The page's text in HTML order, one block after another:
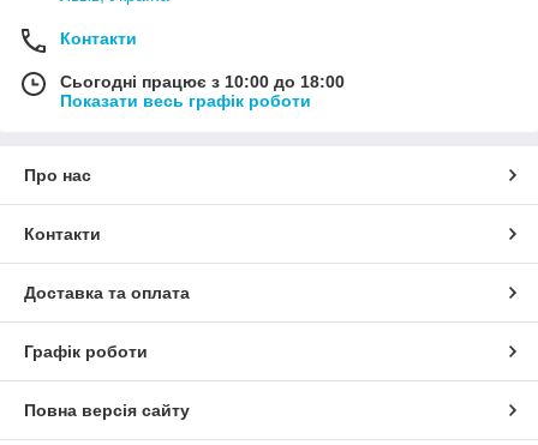
Контакти
Сьогодні працює з 10:00 до 18:00
Показати весь графік роботи
Про нас
Контакти
Доставка та оплата
Графік роботи
Повна версія сайту